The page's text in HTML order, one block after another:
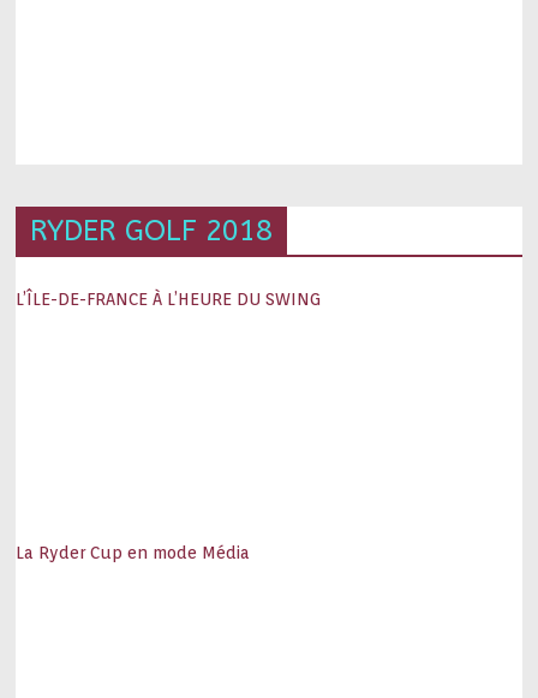
RYDER GOLF 2018
L’ÎLE-DE-FRANCE À L’HEURE DU SWING
La Ryder Cup en mode Média